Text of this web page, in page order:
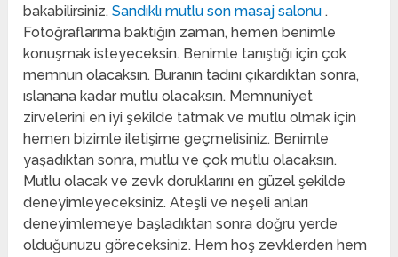
bakabilirsiniz.Sandıklı mutlu son masaj salonu.
Fotoğraflarıma baktığın zaman, hemen benimle
konuşmak isteyeceksin. Benimle tanıştığı için çok
memnun olacaksın. Buranın tadını çıkardıktan sonra,
ıslanana kadar mutlu olacaksın. Memnuniyet
zirvelerini en iyi şekilde tatmak ve mutlu olmak için
hemen bizimle iletişime geçmelisiniz. Benimle
yaşadıktan sonra, mutlu ve çok mutlu olacaksın.
Mutlu olacak ve zevk doruklarını en güzel şekilde
deneyimleyeceksiniz. Ateşli ve neşeli anları
deneyimlemeye başladıktan sonra doğru yerde
olduğunuzu göreceksiniz. Hem hoş zevklerden hem